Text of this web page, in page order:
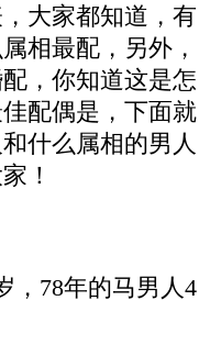
大家都知道，有
相最配，另外，
，你知道这是怎
配偶是，下面就
什么属相的男人
！
，78年的马男人4